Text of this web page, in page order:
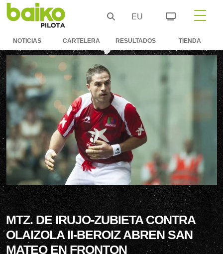
EU
NOTICIAS CARTELERA RESULTADOS TIENDA
MTZ. DE IRUJO-ZUBIETA CONTRA
OLAIZOLA II-BEROIZ ABREN SAN
MATEO EN FRONTON